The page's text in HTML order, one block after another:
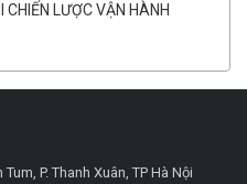
LƯỢC VẬN HÀNH
P. Thanh Xuân, TP Hà Nội